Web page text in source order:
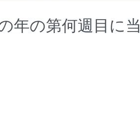
年の第何週目に当